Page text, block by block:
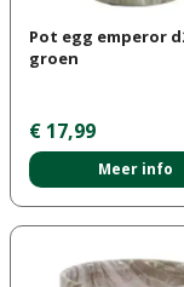
Pot egg emperor
groen
€ 17,99
Meer info